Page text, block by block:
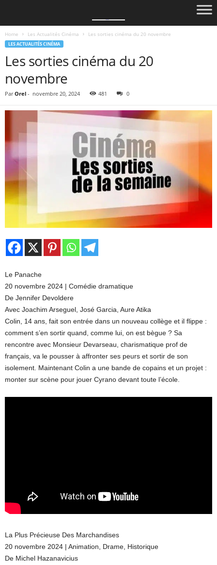
Home Les Actualités Cinéma Les sorties cinéma du 20 novembre
LES ACTUALITÉS CINÉMA
Les sorties cinéma du 20
novembre
Par Orel - novembre 20, 2024 481 0
Le Panache
20 novembre 2024 | Comédie dramatique
De Jennifer Devoldere
Avec Joachim Arseguel, José Garcia, Aure Atika
Colin, 14 ans, fait son entrée dans un nouveau collège et il flippe :
comment s’en sortir quand, comme lui, on est bègue ? Sa
rencontre avec Monsieur Devarseau, charismatique prof de
français, va le pousser à affronter ses peurs et sortir de son
isolement. Maintenant Colin a une bande de copains et un projet :
monter sur scène pour jouer Cyrano devant toute l’école.
La Plus Précieuse Des Marchandises
20 novembre 2024 | Animation, Drame, Historique
De Michel Hazanavicius